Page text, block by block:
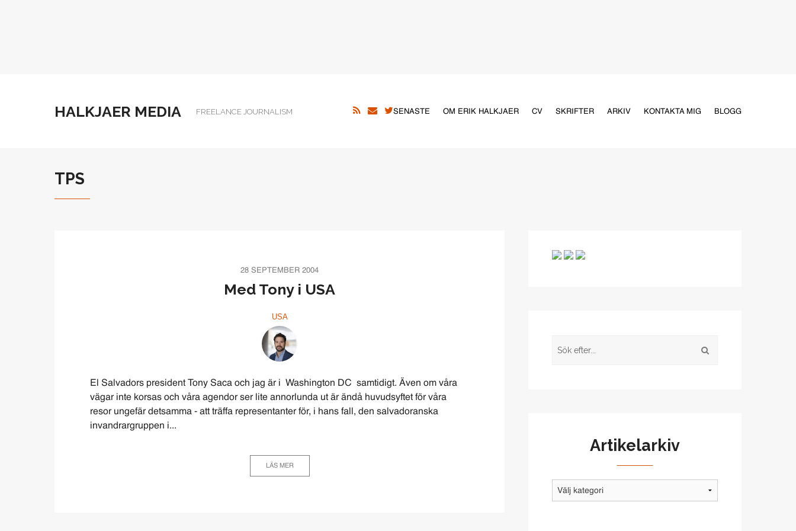
HALKJAER MEDIA FREELANCE JOURNALISM SENASTE OM ERIK HALKJAER CV SKRIFTER ARKIV KONTAKTA MIG BLOGG
TPS
28 SEPTEMBER 2004
Med Tony i USA
USA
El Salvadors president Tony Saca och jag är i Washington DC samtidigt. Även om våra
vägar inte korsas och våra agendor ser lite annorlunda ut är ändå huvudsyftet för våra
resor ungefär detsamma - att träffa representanter för, i hans fall, den salvadoranska
invandrargruppen i...
LÄS MER
Artikelarkiv
Artikelarkiv